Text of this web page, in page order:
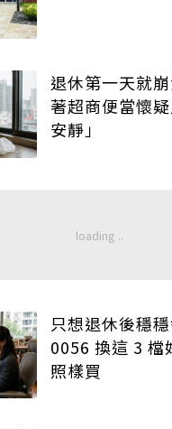
退休第一天就
著超商便當懷
安靜」
只想退休後穩
0056 換這 3 檔
照樣買